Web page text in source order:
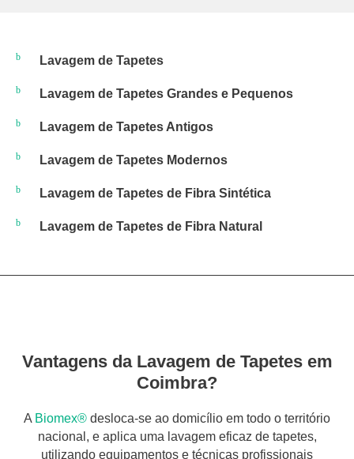
Lavagem de Tapetes
Lavagem de Tapetes Grandes e Pequenos
Lavagem de Tapetes Antigos
Lavagem de Tapetes Modernos
Lavagem de Tapetes de Fibra Sintética
Lavagem de Tapetes de Fibra Natural
Vantagens da Lavagem de Tapetes em
Coimbra?
A Biomex® desloca-se ao domicílio em todo o território
nacional, e aplica uma lavagem eficaz de tapetes,
utilizando equipamentos e técnicas profissionais